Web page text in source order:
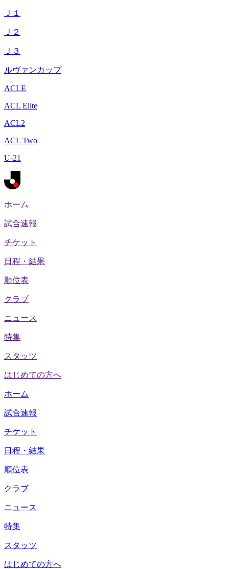
Ｊ１
Ｊ２
Ｊ３
ルヴァンカップ
ACLE
ACL Elite
ACL2
ACL Two
U-21
ホーム
試合速報
チケット
日程・結果
順位表
クラブ
ニュース
特集
スタッツ
はじめての方へ
ホーム
試合速報
チケット
日程・結果
順位表
クラブ
ニュース
特集
スタッツ
はじめての方へ